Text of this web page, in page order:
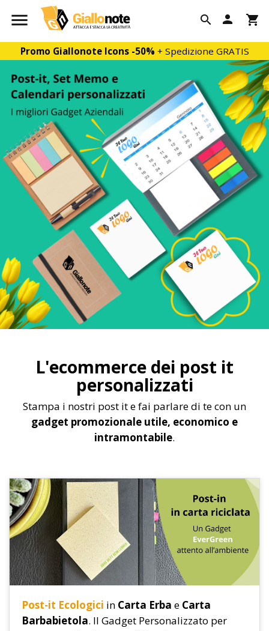
 shopping_cart
person

Promo Giallonote Icons -50% + Spedizione GRATIS
L'ecommerce dei post it
personalizzati
Stampa i nostri post it e fai parlare di te con un
gadget promozionale utile, economico e
intramontabile.
Post-it Ecologici in Carta Erba e Carta
Barbabietola. Il Gadget Personalizzato per